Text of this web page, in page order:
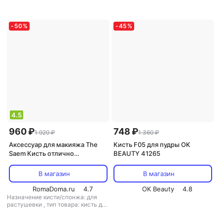
- 50%
4.5
960 ₽1 920 ₽
Аксессуар для макияжа The
Saem Кисть отлично
плавно движется по коже,
оставляя равномерный тонкий
В магазин
RomaDoma.ru
4.7
Назначение кисти/спонжа: для
растушевки , тип товара: кисть для
-45 %
748 ₽1 360 ₽
Кисть F05 для пудры OK
BEAUTY 41265
В магазин
OK Beauty
4.8